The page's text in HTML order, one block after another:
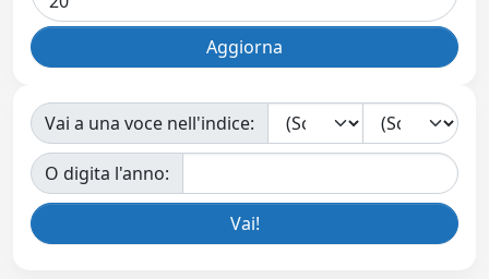
Vai a una voce nell'indice:
O digita l'anno: